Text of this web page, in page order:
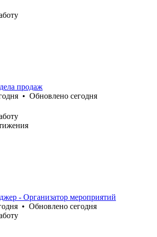
продаж
• Обновлено сегодня
- Организатор мероприятий
• Обновлено сегодня